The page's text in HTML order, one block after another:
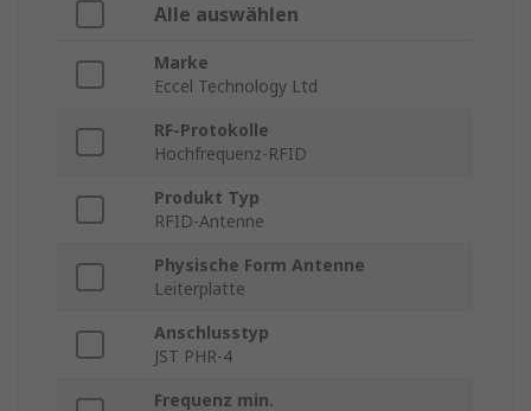
Alle auswählen
Marke
Eccel Technology Ltd
RF-Protokolle
Hochfrequenz-RFID
Produkt Typ
RFID-Antenne
Physische Form Antenne
Leiterplatte
Anschlusstyp
JST PHR-4
Frequenz min.